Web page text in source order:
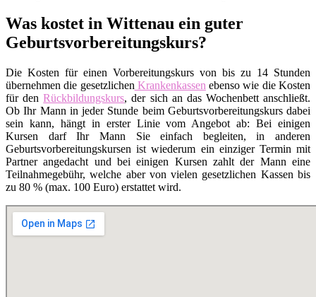
Was kostet in Wittenau ein guter
Geburtsvorbereitungskurs?
Die Kosten für einen Vorbereitungskurs von bis zu 14 Stunden
übernehmen die gesetzlichen Krankenkassen ebenso wie die Kosten
für denRückbildungskurs, der sich an das Wochenbett anschließt.
Ob Ihr Mann in jeder Stunde beim Geburtsvorbereitungskurs dabei
sein kann, hängt in erster Linie vom Angebot ab: Bei einigen
Kursen darf Ihr Mann Sie einfach begleiten, in anderen
Geburtsvorbereitungskursen ist wiederum ein einziger Termin mit
Partner angedacht und bei einigen Kursen zahlt der Mann eine
Teilnahmegebühr, welche aber von vielen gesetzlichen Kassen bis
zu 80 % (max. 100 Euro) erstattet wird.